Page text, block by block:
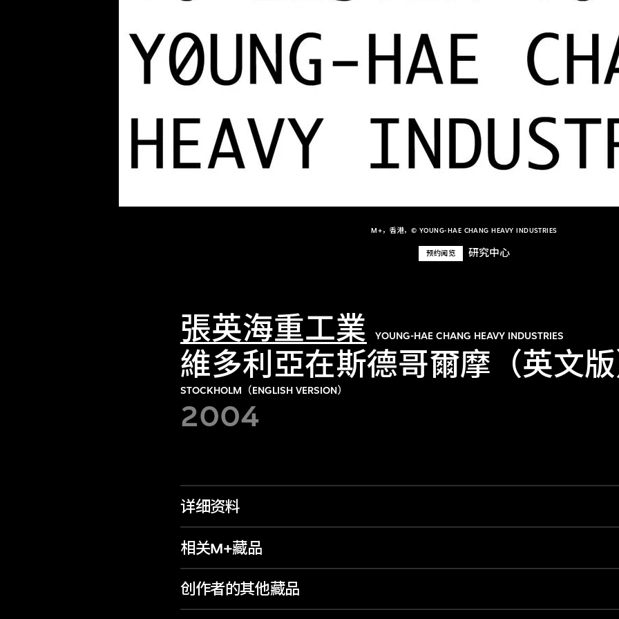
M+，香港，© YOUNG-HAE CHANG HEAVY INDUSTRIES
预约阅览 研究中心
張英海重工業 YOUNG-HAE CHANG HEAVY INDUSTRIES
維多利亞在斯德哥爾摩（英文版
STOCKHOLM（ENGLISH VERSION）
2004
详细资料
相关M+藏品
创作者的其他藏品